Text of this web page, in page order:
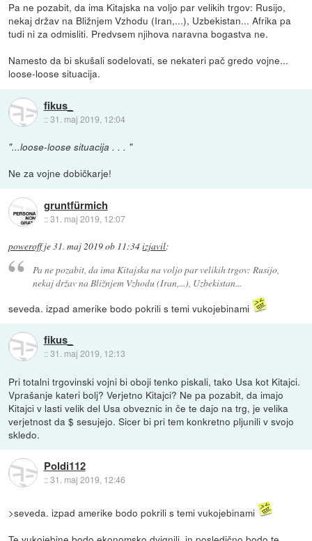
Pa ne pozabit, da ima Kitajska na voljo par velikih trgov: Rusijo,
nekaj držav na Bližnjem Vzhodu (Iran,...), Uzbekistan... Afrika pa
tudi ni za odmisliti. Predvsem njihova naravna bogastva ne.
Namesto da bi skušali sodelovati, se nekateri pač gredo vojne...
loose-loose situacija.
fikus_
::31. maj 2019, 12:04
"...loose-loose situacija . . . "
Ne za vojne dobičkarje!
gruntfürmich
::31. maj 2019, 12:07
poweroffje31. maj 2019 ob 11:34izjavil:
Pa ne pozabit, da ima Kitajska na voljo par velikih trgov: Rusijo,
nekaj držav na Bližnjem Vzhodu (Iran,...), Uzbekistan...
seveda. izpad amerike bodo pokrili s temi vukojebinami
fikus_
::31. maj 2019, 12:13
Pri totalni trgovinski vojni bi oboji tenko piskali, tako Usa kot Kitajci.
Vprašanje kateri bolj? Verjetno Kitajci? Ne pa pozabit, da imajo
Kitajci v lasti velik del Usa obveznic in če te dajo na trg, je velika
verjetnost da $ sesujejo. Sicer bi pri tem konkretno pljunili v svojo
skledo.
Poldi112
::31. maj 2019, 12:46
>seveda. izpad amerike bodo pokrili s temi vukojebinami